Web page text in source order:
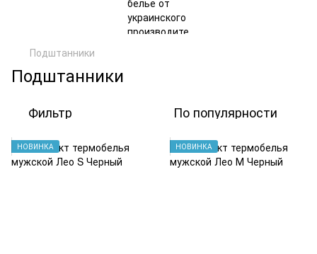
Подштанники
Подштанники
Фильтр По популярности
НОВИНКА НОВИНКА